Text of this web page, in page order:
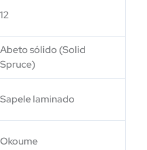
12
Abeto sólido (Solid
Spruce)
Sapele laminado
Okoume